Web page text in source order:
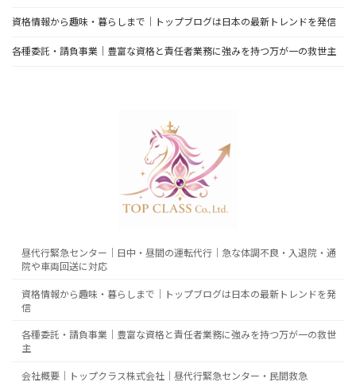
資格情報から趣味・暮らしまで｜トップブログは日本の最新トレンドを発信
各種委託・請負事業｜豊富な資格と責任者業務に強みを持つ万が一の救世主
昼代行緊急センター｜日中・昼間の運転代行｜急な体調不良・入退院・通
院や車両回送に対応
資格情報から趣味・暮らしまで｜トップブログは日本の最新トレンドを発
信
各種委託・請負事業｜豊富な資格と責任者業務に強みを持つ万が一の救世
主
会社概要｜トップクラス株式会社｜昼代行緊急センター・民間救急